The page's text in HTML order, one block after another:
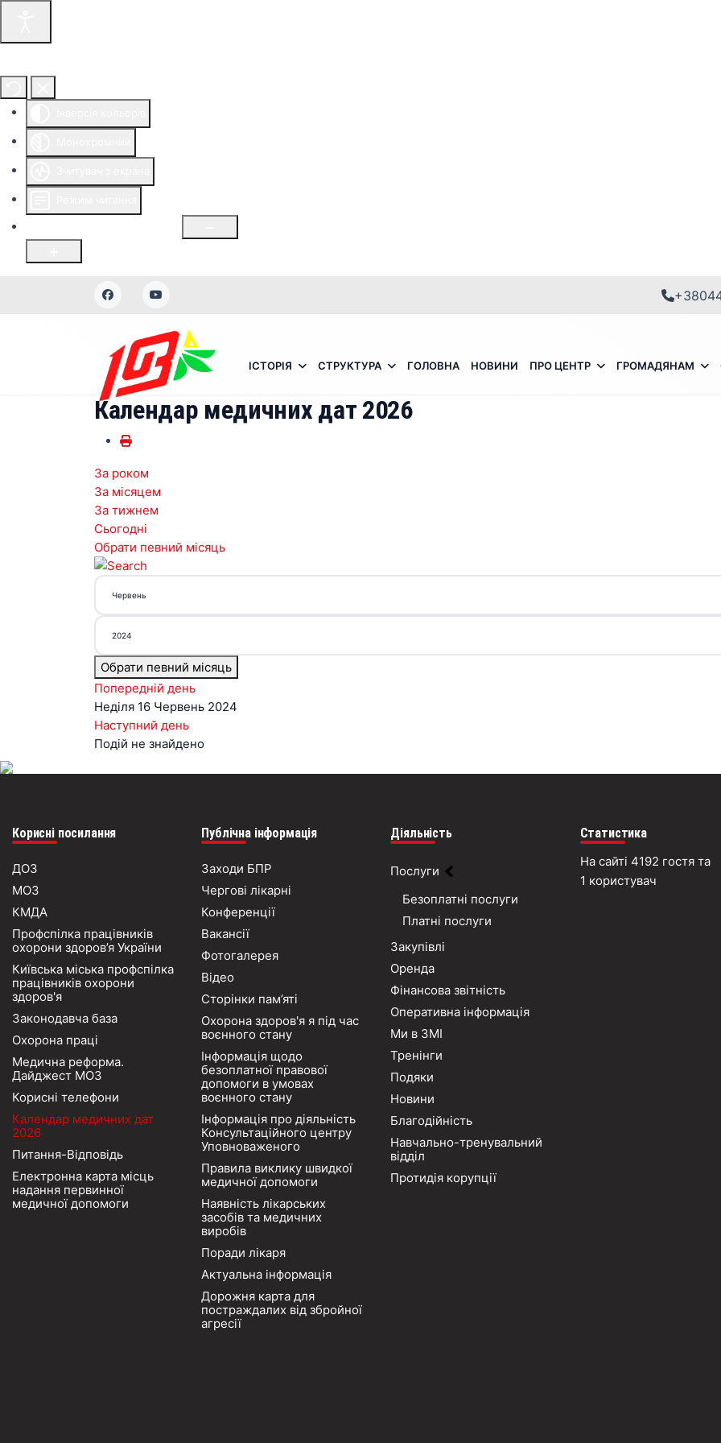
ІСТОРІЯ СТРУКТУРА ГОЛОВНА НОВИНИ ПРО ЦЕНТР ГРОМАДЯНАМ
Календар медичних дат 2026
За роком
За місяцем
За тижнем
Сьогодні
Обрати певний місяць
Обрати певний місяць
Попередній день
Неділя 16 Червень 2024
Наступний день
Подій не знайдено
Корисні посилання
ДОЗ
МОЗ
КМДА
Профспілка працівників
охорони здоров’я України
Київська міська профспілка
працівників охорони
здоров'я
Законодавча база
Охорона праці
Медична реформа.
Дайджест МОЗ
Корисні телефони
Календар медичних дат
2026
Питання-Відповідь
Електронна карта місць
надання первинної
медичної допомоги
Публічна інформація
Заходи БПР
Чергові лікарні
Конференції
Вакансії
Фотогалерея
Відео
Сторінки пам’яті
Охорона здоров'я я під час
воєнного стану
Інформація щодо
безоплатної правової
допомоги в умовах
воєнного стану
Інформація про діяльність
Консультаційного центру
Уповноваженого
Правила виклику швидкої
медичної допомоги
Наявність лікарських
засобів та медичних
виробів
Поради лікаря
Актуальна інформація
Дорожня карта для
постраждалих від збройної
агресії
Діяльність
Послуги
Безоплатні послуги
Платні послуги
Закупівлі
Оренда
Фінансова звітність
Оперативна інформація
Ми в ЗМІ
Тренінги
Подяки
Новини
Благодійність
Навчально-тренувальний
відділ
Протидія корупції
Статистика
На сайті 4192 гостя та
1 користувач